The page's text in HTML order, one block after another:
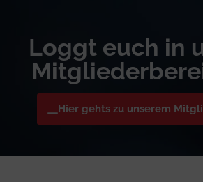
Loggt euch in
Hier gehts zu unserem